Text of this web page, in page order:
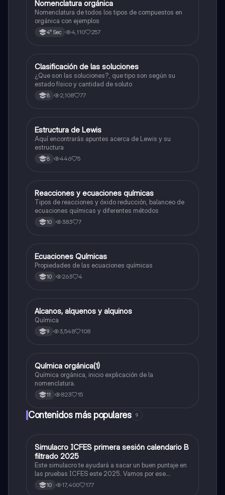
Química
Nomenclatura orgánica
Nomenclatura de todos los tipos de compuestos en
orgánica con ejemplos
4° Sec 4,110 257
Química
Clasificación de las soluciones
¿Que son las soluciones?, que tipo son según su
estado físico y cantidad de soluto
8 2,108 77
Química
Estructura de Lewis
Aquí encontrarás apuntes acerca de Lewis y su
estructura
8 446 5
Química
Reacciones y ecuaciones químicas
Tipos de reacciones y óxido reducción, balanceo de
ecuaciones químicas y diferentes métodos
10 383 7
Química
Ecuaciones Químicas
Propiedades de las ecuaciones químicas
10 263 4
Química
Alcanos, alquenos y alquinos
Química
9 3,548 108
Química
Química orgánica(1)
Química orgánica, inicio explicación de la
nomenclatura.
11 823 15
Contenidos más populares 9
ICFES: Matemáticas
Simulacro ICFES primera sesión calendario B
filtrado 2025
Este simulacro te ayudará a sacar un buen puntaje en
las pruebas ICFES este 2025. Vamos por ese
500/500. Y poder ser admitido en la universidad que
quieras, estudiar la carrera que quieres y no la que te
10 17,400 177